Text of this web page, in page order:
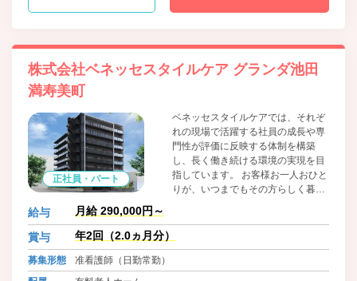
株式会社ベネッセスタイルケア グランダ池田
満寿美町
正社員・パート
ベネッセスタイルケアでは、それぞ
れの現場で活躍する社員の成長や専
門性が評価に反映する体制を構築
し、長く働き続ける環境の実現を目
指しています。 お客様お一人おひと
りが、いつまでもその方らしく暮ら
護・保育の質向上に貢献してまいり
給与 月給 290,000円～
賞与 年2回（2.0ヵ月分）
募集形態
准看護師（日勤常勤）